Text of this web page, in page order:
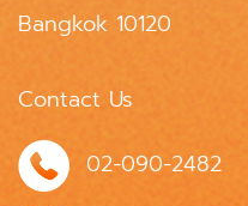
Bangkok 10120
Contact Us
02-090-2482